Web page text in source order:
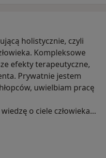
holistycznie, czyli
Kompleksowe
efekty terapeutyczne,
Prywatnie jestem
uwielbiam pracę
o ciele człowieka
życia, aby każdy z nas